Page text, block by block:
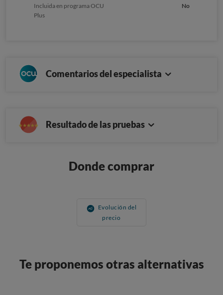
Incluida en programa OCU
Plus
No
Comentarios del especialista
Resultado de las pruebas
Donde comprar
Evolución del
precio
Te proponemos otras alternativas